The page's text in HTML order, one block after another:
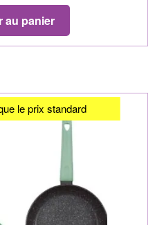
au panier
le prix standard